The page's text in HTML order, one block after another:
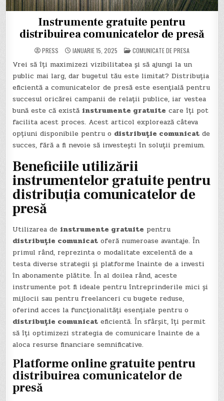
Instrumente gratuite pentru
distribuirea comunicatelor de presă
PRESS IANUARIE 15, 2025 POSTED
IN
COMUNICATE DE PRESA
Vrei să îți maximizezi vizibilitatea și să ajungi la un
public mai larg, dar bugetul tău este limitat? Distribuția
eficientă a comunicatelor de presă este esențială pentru
succesul oricărei campanii de relații publice, iar vestea
bună este că există instrumente gratuite care îți pot
facilita acest proces. Acest articol explorează câteva
opțiuni disponibile pentru o distribuție comunicat de
succes, fără a fi nevoie să investești în soluții premium.
Beneficiile utilizării
instrumentelor gratuite pentru
distribuția comunicatelor de
presă
Utilizarea de instrumente gratuite pentru
distribuție comunicat oferă numeroase avantaje. În
primul rând, reprezinta o modalitate excelentă de a
testa diverse strategii și platforme înainte de a investi
în abonamente plătite. În al doilea rând, aceste
instrumente pot fi ideale pentru întreprinderile mici și
mijlocii sau pentru freelanceri cu bugete reduse,
oferind acces la funcționalități esențiale pentru o
distribuție comunicat eficientă. În sfârșit, îți permit
să îți optimizezi strategia de comunicare înainte de a
aloca resurse financiare semnificative.
Platforme online gratuite pentru
distribuirea comunicatelor de
presă